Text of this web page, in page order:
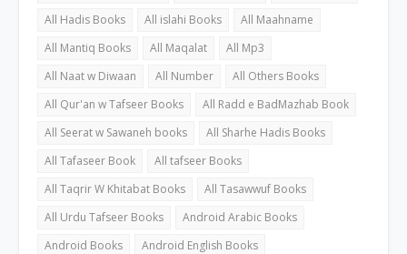
All Hadis Books
All islahi Books
All Maahname
All Mantiq Books
All Maqalat
All Mp3
All Naat w Diwaan
All Number
All Others Books
All Qur'an w Tafseer Books
All Radd e BadMazhab Book
All Seerat w Sawaneh books
All Sharhe Hadis Books
All Tafaseer Book
All tafseer Books
All Taqrir W Khitabat Books
All Tasawwuf Books
All Urdu Tafseer Books
Android Arabic Books
Android Books
Android English Books